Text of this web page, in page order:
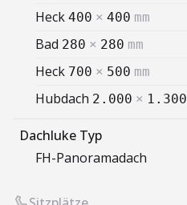
Heck 400 × 400 mm
Bad 280 × 280 mm
Heck 700 × 500 mm
Hubdach 2.000 × 1.300
Dachluke Typ
FH-Panoramadach